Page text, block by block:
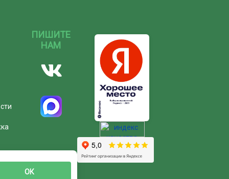
ПИШИТЕ
НАМ
ОК